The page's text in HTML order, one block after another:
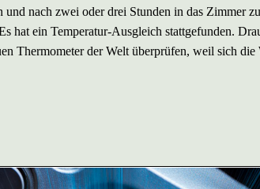
und nach zwei oder drei Stunden in das Zimmer
hat ein Temperatur-Ausgleich stattgefunden.
Thermometer der Welt überprüfen, weil sich